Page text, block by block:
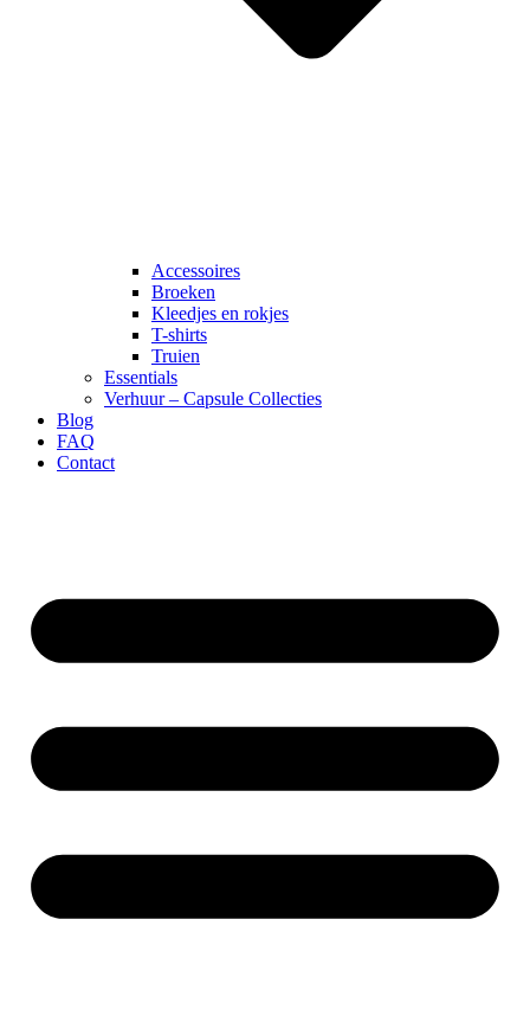
Accessoires
Broeken
Kleedjes en rokjes
T-shirts
Truien
Essentials
Verhuur – Capsule Collecties
Blog
FAQ
Contact